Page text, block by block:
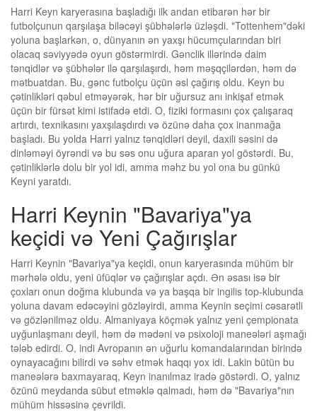
Harri Keyn karyerasına başladığı ilk andan etibarən hər bir
futbolçunun qarşılaşa biləcəyi şübhələrlə üzləşdi. "Tottenhem"dəki
yoluna başlarkən, o, dünyanın ən yaxşı hücumçularından biri
olacaq səviyyədə oyun göstərmirdi. Gənclik illərində daim
tənqidlər və şübhələr ilə qarşılaşırdı, həm məşqçilərdən, həm də
mətbuatdan. Bu, gənc futbolçu üçün əsl çağırış oldu. Keyn bu
çətinlikləri qəbul etməyərək, hər bir uğursuz anı inkişaf etmək
üçün bir fürsət kimi istifadə etdi. O, fiziki formasını çox çalışaraq
artırdı, texnikasını yaxşılaşdırdı və özünə daha çox inanmağa
başladı. Bu yolda Harri yalnız tənqidləri deyil, daxili səsini də
dinləməyi öyrəndi və bu səs onu uğura aparan yol göstərdi. Bu,
çətinliklərlə dolu bir yol idi, amma məhz bu yol ona bu günkü
Keyni yaratdı.
Harri Keynin "Bavariya"ya
keçidi və Yeni Çağırışlar
Harri Keynin "Bavariya"ya keçidi, onun karyerasında mühüm bir
mərhələ oldu, yeni üfüqlər və çağırışlar açdı. Ən əsası isə bir
çoxları onun doğma klubunda və ya başqa bir ingilis top-klubunda
yoluna davam edəcəyini gözləyirdi, amma Keynin seçimi cəsarətli
və gözlənilməz oldu. Almaniyaya köçmək yalnız yeni çempionata
uyğunlaşmanı deyil, həm də mədəni və psixoloji maneələri aşmağı
tələb edirdi. O, indi Avropanın ən uğurlu komandalarından birində
oynayacağını bilirdi və səhv etmək haqqı yox idi. Lakin bütün bu
maneələrə baxmayaraq, Keyn inanılmaz iradə göstərdi. O, yalnız
özünü meydanda sübut etməklə qalmadı, həm də "Bavariya"nın
mühüm hissəsinə çevrildi.